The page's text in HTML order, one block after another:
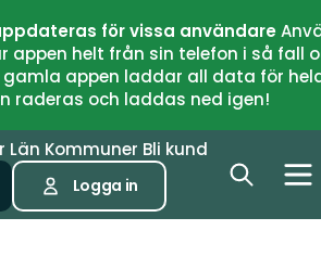
för vissa användare
helt från sin telefon i så fall
gamla appen laddar all data för
raderas och laddas ned igen!
Län Kommuner Bli kund
Logga in